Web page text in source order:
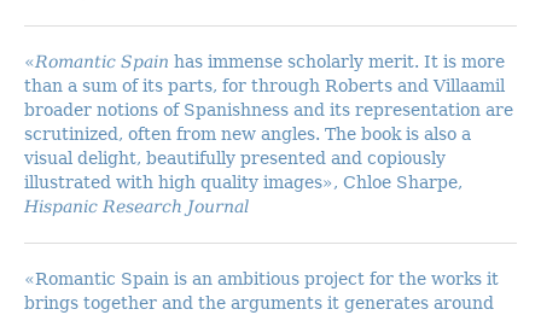
«Romantic Spain has immense scholarly merit. It is more
than a sum of its parts, for through Roberts and Villaamil
broader notions of Spanishness and its representation are
scrutinized, often from new angles. The book is also a
visual delight, beautifully presented and copiously
illustrated with high quality images», Chloe Sharpe,
Hispanic Research Journal
«Romantic Spain is an ambitious project for the works it
brings together and the arguments it generates around